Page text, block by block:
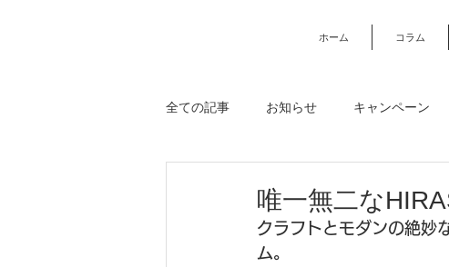
ホーム コラム
全ての記事 お知らせ キャンペーン
収納・キャビネット・シェルフ
唯一無二な
クラフトとモダンの絶妙
ム。